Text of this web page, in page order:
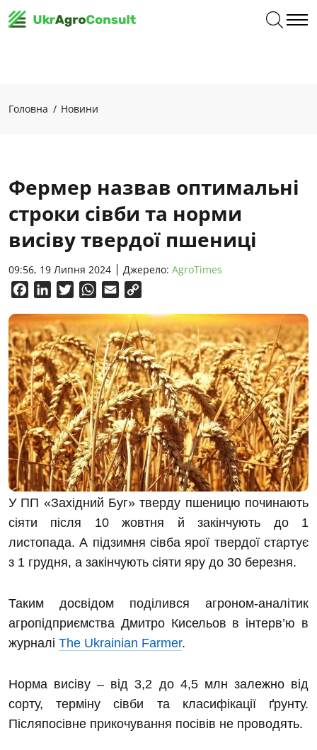
Головна Новини
Фермер назвав оптимальні
строки сівби та норми
висіву твердої пшениці
09:56, 19 Липня 2024 Джерело: AgroTimes
FacebookLinkedInTwitterWhatsApp
Email
У ПП «Західний Буг» тверду пшеницю починають
сіяти після 10 жовтня й закінчують до 1
листопада. А підзимня сівба ярої твердої стартує
з 1 грудня, а закінчують сіяти яру до 30 березня.
Таким доcвідом поділився агроном-аналітик
агропідприємства Дмитро Кисельов в інтерв’ю в
журналі The Ukrainian Farmer.
Норма висіву – від 3,2 до 4,5 млн залежно від
сорту, терміну сівби та класифікації ґрунту.
Післяпосівне прикочування посівів не проводять.